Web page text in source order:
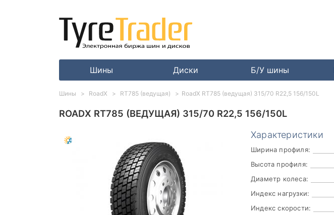
Шины Диски Б/У шины
ROADX RT785 (ВЕДУЩАЯ) 315/70 R22,5 156/150L
Характеристики
Ширина профиля:
Высота профиля:
Диаметр колеса:
Индекс нагрузки:
Индекс скорости:
Шины RoadX RT785 (ведущая) RoadX RT785 (ведущая) 315/70 R22,5 156/150L